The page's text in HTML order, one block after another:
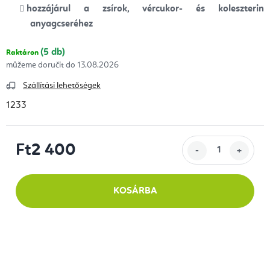
hozzájárul a zsírok, vércukor- és koleszterin
anyagcseréhez
Raktáron (5 db)
13.08.2026
Szállítási lehetőségek
1233
Ft2 400
KOSÁRBA